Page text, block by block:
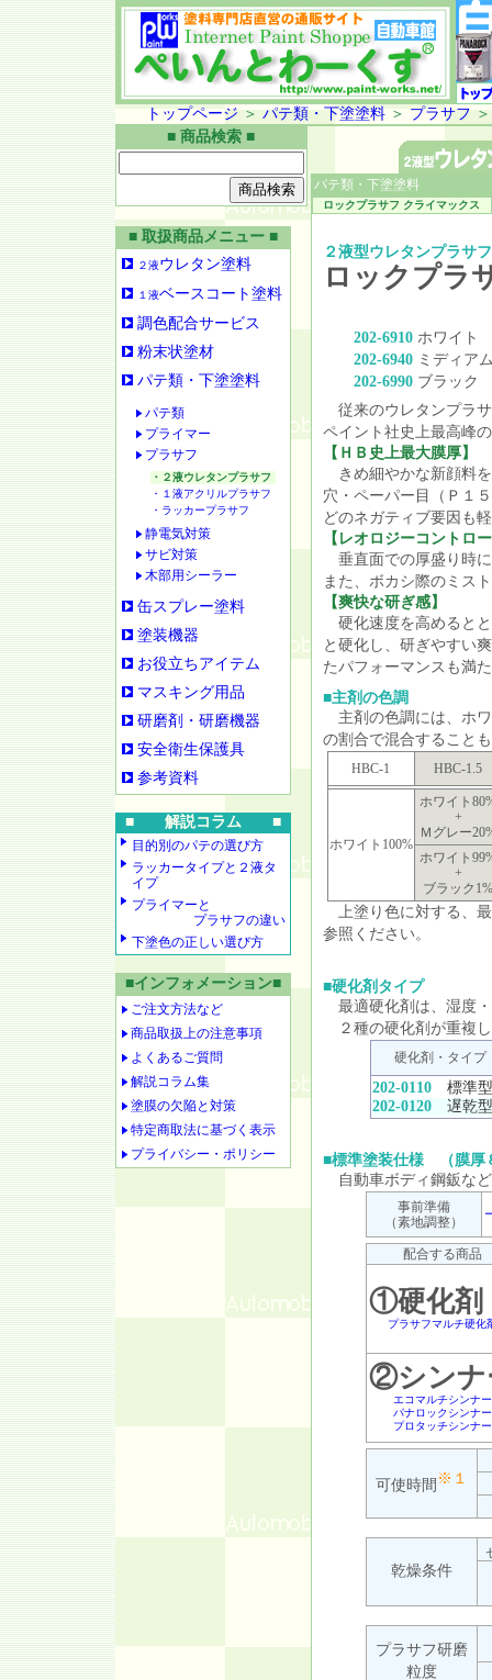
トップページ ＞ パテ類・下塗塗料＞ プラサフ
■ 商品検索 ■
■ 取扱商品メニュー ■
２液ウレタン塗料
１液ベースコート塗料
調色配合サービス
粉末状塗材
パテ類・下塗塗料
パテ類
プライマー
プラサフ
・２液ウレタンプラサフ
・１液アクリルプラサフ
・ラッカープラサフ
静電気対策
サビ対策
木部用シーラー
缶スプレー塗料
塗装機器
お役立ちアイテム
マスキング用品
研磨剤・研磨機器
安全衛生保護具
参考資料
■ 解説コラム ■
目的別のパテの選び方
ラッカータイプと２液タ
イプ
プライマーと
プラサフの違い
下塗色の正しい選び方
■インフォメーション■
ご注文方法など
商品取扱上の注意事項
よくあるご質問
解説コラム集
塗膜の欠陥と対策
特定商取法に基づく表示
プライバシー・ポリシー
パテ類・下塗塗料
ロックプラサフ クライマックス
２液型ウレタンプラサ
ロックプラ
202-6910ホワイト
202-6940ミディア
202-6990ブラック
従来のウレタンプラ
ペイント社史上最高峰
【ＨＢ史上最大膜厚】
きめ細やかな新顔料
穴・ペーパー目（Ｐ１
どのネガティブ要因も
【レオロジーコントロ
垂直面での厚盛り時
また、ボカシ際のミス
【爽快な研ぎ感】
硬化速度を高めると
と硬化し、研ぎやすい
たパフォーマンスも満
■主剤の色調
主剤の色調には、ホ
の割合で混合すること
HBC-1 HBC-1.5
ホワイト100%
ホワイト
+
Ｍグレー
ホワイト
+
ブラック1%
上塗り色に対する、
参照ください。
■硬化剤タイプ
最適硬化剤は、湿度
２種の硬化剤が重複
硬化剤・タイプ
202-0110 標準
202-0120 遅乾
■標準塗装仕様 （膜厚
自動車ボディ鋼鈑な
事前準備
（素地調整）
配合する商品
①硬化剤
プラサフマルチ硬化
②シンナ
エコマルチシンナー
パナロックシンナー
プロタッチシンナー
可使時間 ※１
乾燥条件
プラサフ研磨
粒度